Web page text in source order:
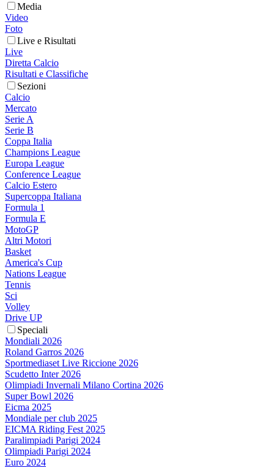
Media
Video
Foto
Live e Risultati
Live
Diretta Calcio
Risultati e Classifiche
Sezioni
Calcio
Mercato
Serie A
Serie B
Coppa Italia
Champions League
Europa League
Conference League
Calcio Estero
Supercoppa Italiana
Formula 1
Formula E
MotoGP
Altri Motori
Basket
America's Cup
Nations League
Tennis
Sci
Volley
Drive UP
Speciali
Mondiali 2026
Roland Garros 2026
Sportmediaset Live Riccione 2026
Scudetto Inter 2026
Olimpiadi Invernali Milano Cortina 2026
Super Bowl 2026
Eicma 2025
Mondiale per club 2025
EICMA Riding Fest 2025
Paralimpiadi Parigi 2024
Olimpiadi Parigi 2024
Euro 2024